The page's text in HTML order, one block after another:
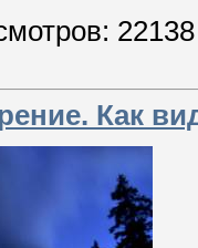
22138
Как